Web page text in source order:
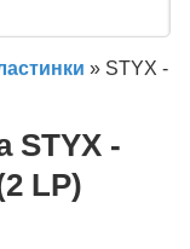
» STYX -
STYX -
LP)